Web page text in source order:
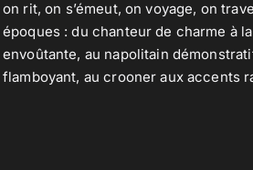
on rit, on s’émeut, on voyage, on
époques : du chanteur de charme à
envoûtante, au napolitain
flamboyant, au crooner aux accents